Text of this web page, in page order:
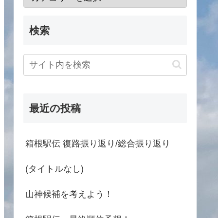
検索
最近の投稿
箱根駅伝 復路振り返り/総合振り返り
(タイトルなし)
山神候補を考えよう！